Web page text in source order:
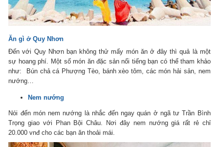
Ăn gì ở Quy Nhơn
Đến với Quy Nhơn bạn không thử mấy món ăn ở đây thì quả là một
sự hoang phí. Một số món ăn đặc sản nổi tiếng bạn có thể tham khảo
như: Bún chả cá Phượng Tèo, bánh xèo tôm, các món hải sản, nem
nướng…
Nem nướng
Nói đến món nem nướng là nhắc đến ngay quán ở ngã tư Trần Bình
Trọng giao với Phan Bội Châu. Nơi đây nem nướng giá rất rẻ chỉ
20.000 vnđ cho các bạn ăn thoải mái.